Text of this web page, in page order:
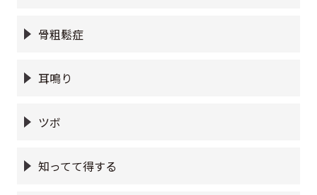
骨粗鬆症
耳鳴り
ツボ
知ってて得する